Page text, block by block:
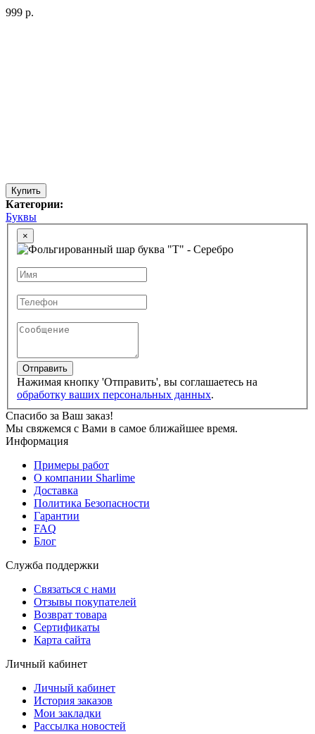
999 р.
Купить
Категории:
Буквы
×
Отправить
Нажимая кнопку 'Отправить', вы соглашаетесь на
обработку ваших персональных данных.
Спасибо за Ваш заказ!
Мы свяжемся с Вами в самое ближайшее время.
Информация
Примеры работ
О компании Sharlime
Доставка
Политика Безопасности
Гарантии
FAQ
Блог
Служба поддержки
Связаться с нами
Отзывы покупателей
Возврат товара
Сертификаты
Карта сайта
Личный кабинет
Личный кабинет
История заказов
Мои закладки
Рассылка новостей